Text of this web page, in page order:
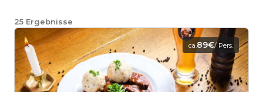
25 Ergebnisse
ca.89€/ Pers.